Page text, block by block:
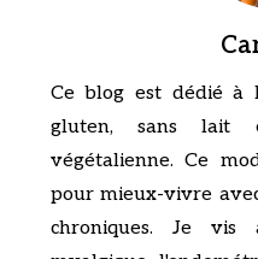
Ce blog est dédié à
gluten, sans lait
végétalienne. Ce
pour mieux-vivre
chroniques. Je vis